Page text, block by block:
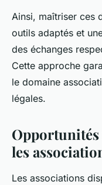
Ainsi, maîtriser ces
outils adaptés et
des échanges
Cette approche
le domaine
légales.
les
Les associations